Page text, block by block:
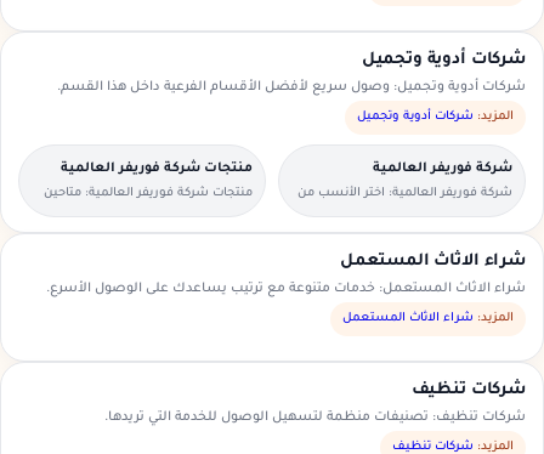
شركات أدوية وتجميل
شركات أدوية وتجميل: وصول سريع لأفضل الأقسام الفرعية داخل هذا القسم.
المزيد: شركات أدوية وتجميل
شركة فوريفر العالمية
شركة فوريفر العالمية: اختر الأنسب من
العروض المتاحة في منطقتك.
منتجات شركة فوريفر العالمية
منتجات شركة فوريفر العالمية: متاحين
للطلبات العاجلة والحجوزات المسبقة.
شراء الاثاث المستعمل
شراء الاثاث المستعمل: خدمات متنوعة مع ترتيب يساعدك على الوصول الأسرع.
المزيد: شراء الاثاث المستعمل
شركات تنظيف
شركات تنظيف: تصنيفات منظمة لتسهيل الوصول للخدمة التي تريدها.
المزيد: شركات تنظيف